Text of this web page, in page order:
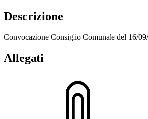
Descrizione
Convocazione Consiglio Comunale del 16/
Allegati